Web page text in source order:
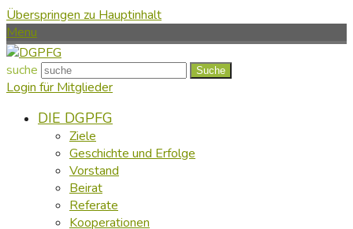
Überspringen zu Hauptinhalt
Menu
suche Suche
Login für Mitglieder
DIE DGPFG
Ziele
Geschichte und Erfolge
Vorstand
Beirat
Referate
Kooperationen